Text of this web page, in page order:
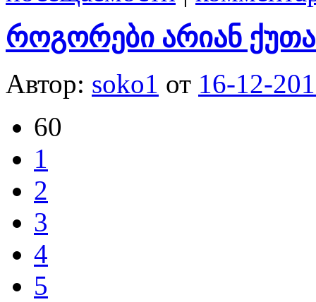
როგორები არიან
Автор: soko1 от 16-12-
60
1
2
3
4
5